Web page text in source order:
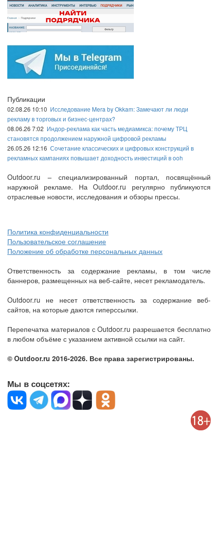
Публикации
02.08.26 10:10 Исследование Mera by Okkam: Замечают ли люди
рекламу в торговых и бизнес-центрах?
08.06.26 7:02 Индор-реклама как часть медиамикса: почему ТРЦ
становятся продолжением наружной цифровой рекламы
26.05.26 12:16 Сочетание классических и цифровых конструкций в
рекламных кампаниях повышает доходность инвестиций в ooh
Outdoor.ru – специализированный портал, посвящённый
наружной рекламе. На Outdoor.ru регулярно публикуются
отраслевые новости, исследования и обзоры прессы.
Политика конфиденциальности
Пользовательское соглашение
Положение об обработке персональных данных
Ответственность за содержание рекламы, в том числе
баннеров, размещенных на веб-сайте, несет рекламодатель.
Outdoor.ru не несет ответственность за содержание веб-
сайтов, на которые даются гиперссылки.
Перепечатка материалов с Outdoor.ru разрешается бесплатно
в любом объёме с указанием активной ссылки на сайт.
© Outdoor.ru 2016-2026. Все права зарегистрированы.
Мы в соцсетях: